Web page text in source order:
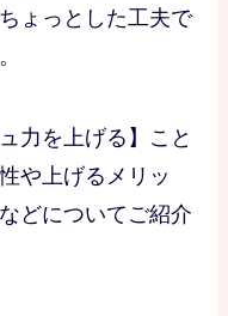
ょっとした工夫で
力を上げる】こと
や上げるメリッ
どについてご紹介